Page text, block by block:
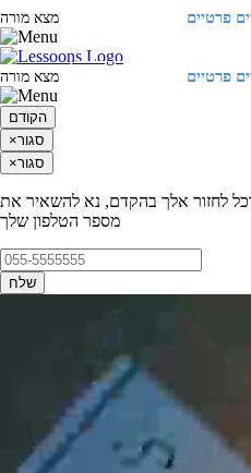
פרטיים מצא מורה
פרטיים מצא מורה
הקודם
×סגור
×סגור
לחזור אלך בהקדם, נא להשאיר את
מספר הטלפון שלך
שלח